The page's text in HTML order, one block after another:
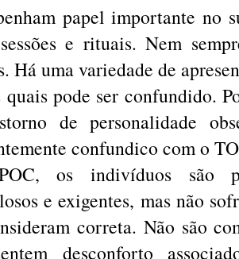
papel importante no
e rituais. Nem
Há uma variedade de
quais pode ser confundido.
de personalidade
confundico com o
os indivíduos são
e exigentes, mas não
correta. Não são
desconforto